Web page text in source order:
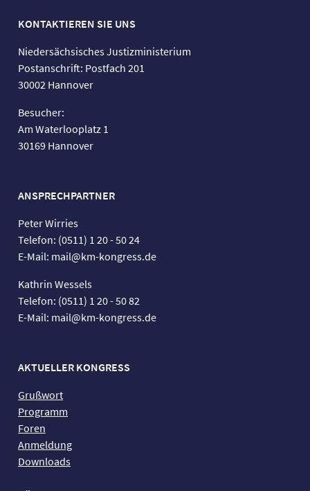
KONTAKTIEREN SIE UNS
Niedersächsisches Justizministerium
Postanschrift: Postfach 201
30002 Hannover
Besucher:
Am Waterlooplatz 1
30169 Hannover
ANSPRECHPARTNER
Peter Wirries
Telefon: (0511) 1 20 - 50 24
E-Mail: mail@km-kongress.de
Kathrin Wessels
Telefon: (0511) 1 20 - 50 82
E-Mail: mail@km-kongress.de
AKTUELLER KONGRESS
Grußwort
Programm
Foren
Anmeldung
Downloads